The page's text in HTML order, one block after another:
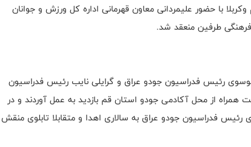
با حضور علیمردانی معاون قهرمانی اداره کل ورزش و جوانان
طرفین منعقد شد.
رئیس فدراسیون جودو عراق و گرایلی نایب رئیس فدراسیون
از محل آکادمی جودو استان قم بازدید به عمل آوردند و در
فدراسیون جودو عراق به سالاری اهدا و متقابلا تابلوی منقش